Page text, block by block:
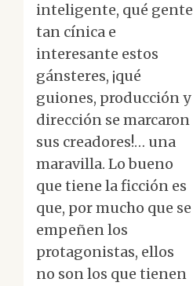
inteligente, qué gente
tan cínica e
interesante estos
gánsteres, ¡qué
guiones, producción y
dirección se marcaron
sus creadores!… una
maravilla. Lo bueno
que tiene la ficción es
que, por mucho que se
empeñen los
protagonistas, ellos
no son los que tienen